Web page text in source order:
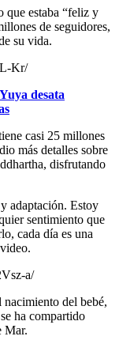
que estaba “feliz y
de seguidores,
su vida.
Kr/
desata
casi 25 millones
más detalles sobre
disfrutando
adaptación. Estoy
sentimiento que
cada día es una
a/
del bebé,
ha compartido
Mar.